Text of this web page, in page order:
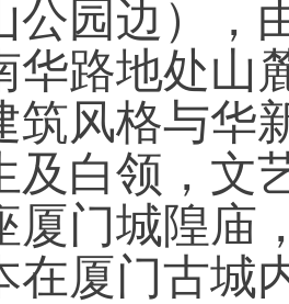
公园边），
华路地处山
筑风格与华
及白领，文
厦门城隍庙
在厦门古城